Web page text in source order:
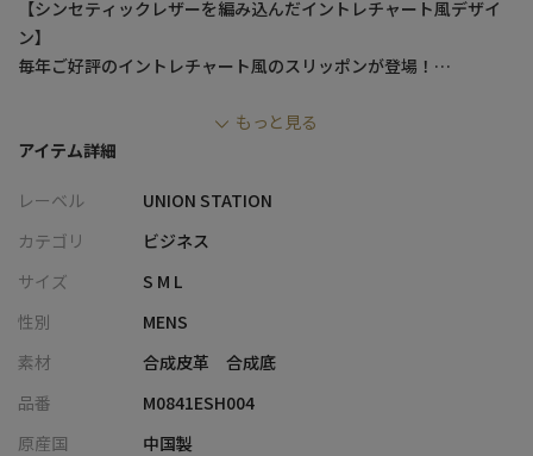
【シンセティックレザーを編み込んだイントレチャート風デザイ
ン】
毎年ご好評のイントレチャート風のスリッポンが登場！
イントレチャートとはイタリア語で「編まれた」という意味。
つつカジュアルダウンさせたアイテム。
スリッポンなので着脱のしやすさも高ポイント！
素材にはお手入れのしやすいシンセティックレザーを用いてお
り、普段の街歩きにも最適です。
くるぶしの見えるパンツ丈をチョイスしてヌケ感のあるコーディ
ネートに。
もっと見る
アイテム詳細
レーベル
UNION STATION
カテゴリ
ビジネス
サイズ
S M L
性別
MENS
素材
合成皮革 合成底
品番
M0841ESH004
原産国
中国製